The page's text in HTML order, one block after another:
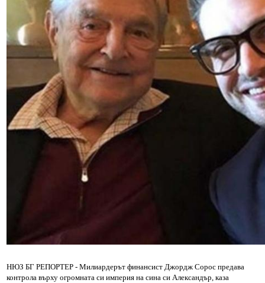
ISSN : 3033-1684
Иван Върбанов – журналист | The News BG Reporter
РЕДАКЦИОННА ПОЛИТИКА НА THE NEWS BG REPORTER
НЮЗ БГ РЕПОРТЕР - Милиардерът финансист Джордж Сорос предава
контрола върху огромната си империя на сина си Александър, каза